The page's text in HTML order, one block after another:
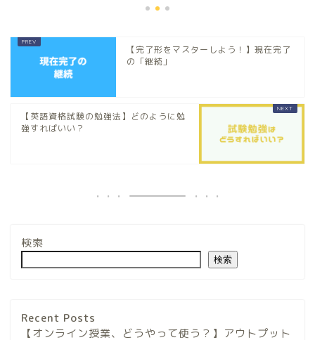
【完了形をマスターしよう！】現在完了
の「継続」
【英語資格試験の勉強法】どのように勉
強すればいい？
検索
検索
Recent Posts
【オンライン授業、どうやって使う？】アウトプット